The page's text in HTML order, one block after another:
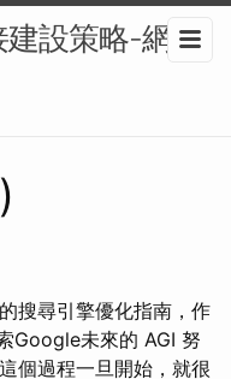
建設策略-網路
搜尋引擎優化指南，作
Google未來的 AGI 努
個過程一旦開始，就很